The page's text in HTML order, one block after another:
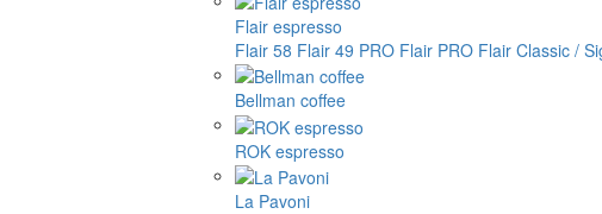
Flair espresso
Flair 58 Flair 49 PRO Flair PRO Flair Classic /
Bellman coffee
ROK espresso
La Pavoni